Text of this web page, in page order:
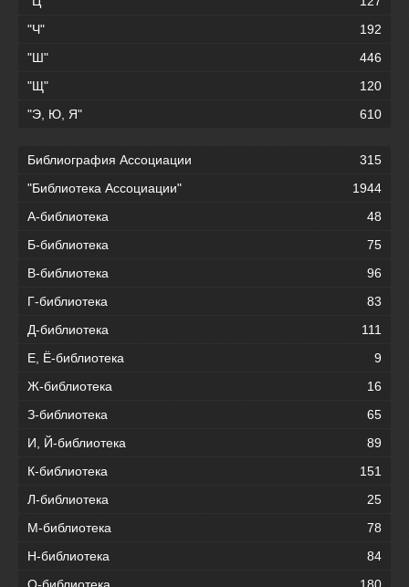
"Ч"
192
"Ш"
446
"Щ"
120
"Э, Ю, Я"
610
Библиография Ассоциации
315
"Библиотека Ассоциации"
1944
А-библиотека
48
Б-библиотека
75
В-библиотека
96
Г-библиотека
83
Д-библиотека
111
Е, Ё-библиотека
9
Ж-библиотека
16
З-библиотека
65
И, Й-библиотека
89
К-библиотека
151
Л-библиотека
25
М-библиотека
78
Н-библиотека
84